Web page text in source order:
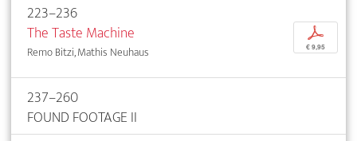
223–236
The Taste Machine
Remo Bitzi, Mathis Neuhaus
p
€ 9,95
237–260
FOUND FOOTAGE II